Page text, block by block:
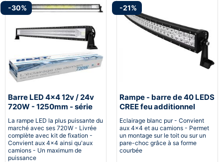
-30%
Barre LED 4x4 12v / 24v
720W - 1250mm - série
La rampe LED la plus puissante du
marché avec ses 720W - Livrée
complète avec kit de fixation -
Convient aux 4x4 ainsi qu'aux
camions - Un maximum de
puissance
-21%
Rampe - barre de 40 LEDS
CREE feu additionnel
Eclairage blanc pur - Convient
aux 4x4 et au camions - Permet
un montage sur le toit ou sur un
pare-choc grâce à sa forme
courbée